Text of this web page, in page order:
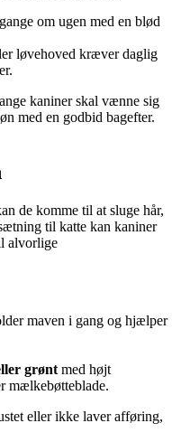
om ugen med en blød
løvehoved kræver daglig
kaniner skal vænne sig
med en godbid bagefter.
de komme til at sluge hår,
til katte kan kaniner
alvorlige
maven i gang og hjælper
grønt med højt
mælkebøtteblade.
eller ikke laver afføring,